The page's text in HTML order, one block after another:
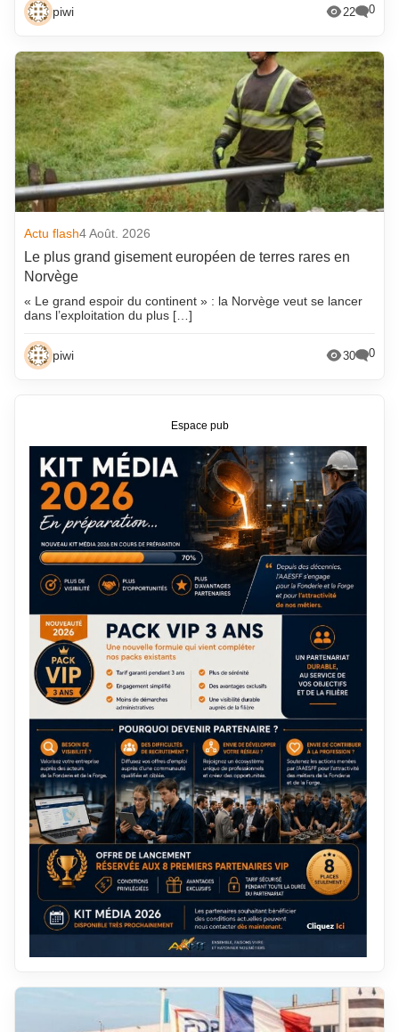
piwi 22 0
Actu flash4 Août. 2026
Le plus grand gisement européen de terres rares en
Norvège
« Le grand espoir du continent » : la Norvège veut se lancer
dans l’exploitation du plus […]
piwi 30 0
Espace pub